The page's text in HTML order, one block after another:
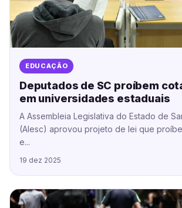
EDUCAÇÃO
Deputados de SC proíbem
em universidades estaduais
A Assembleia Legislativa do Estado de
(Alesc) aprovou projeto de lei que
e...
19 dez 2025